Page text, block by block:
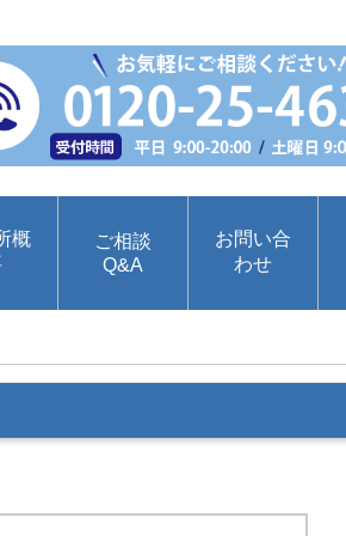
概
ご相談
Q&A
お問い合
わせ